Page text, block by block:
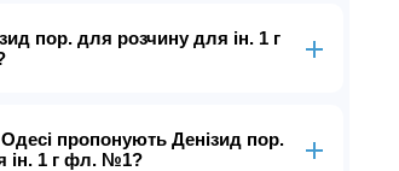
пор. для розчину для ін. 1 г
пропонують Денізид пор.
ін. 1 г фл. №1?